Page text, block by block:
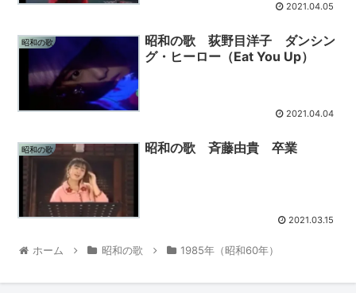
2021.04.05
昭和の歌
昭和の歌 荻野目洋子 ダンシン
グ・ヒーロー（Eat You Up）
2021.04.04
昭和の歌 昭和の歌 斉藤由貴 卒業
2021.03.15
ホーム 昭和の歌 1985年（昭和60年）